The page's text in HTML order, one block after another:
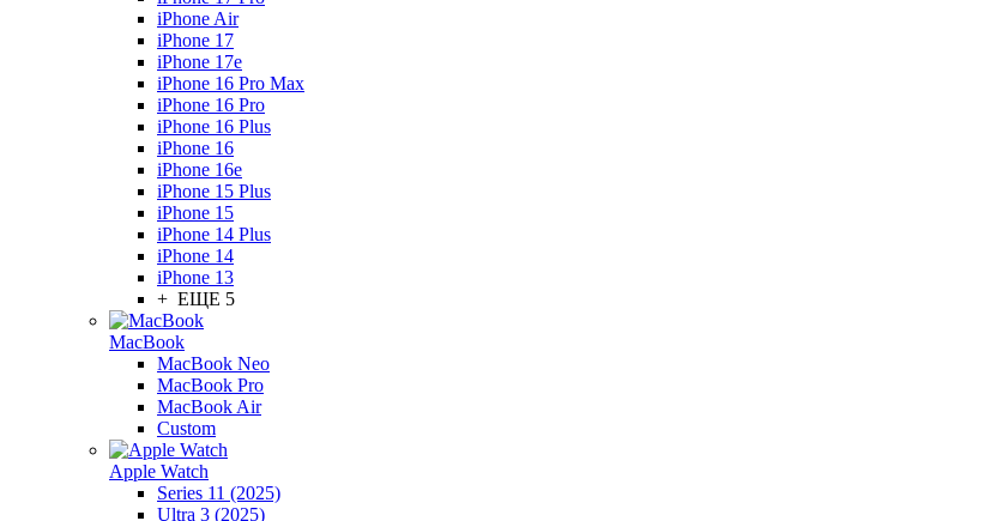
iPhone Air
iPhone 17
iPhone 17e
iPhone 16 Pro Max
iPhone 16 Pro
iPhone 16 Plus
iPhone 16
iPhone 16e
iPhone 15 Plus
iPhone 15
iPhone 14 Plus
iPhone 14
iPhone 13
+ ЕЩЕ 5
MacBook
MacBook Neo
MacBook Pro
MacBook Air
Custom
Apple Watch
Series 11 (2025)
Ultra 3 (2025)